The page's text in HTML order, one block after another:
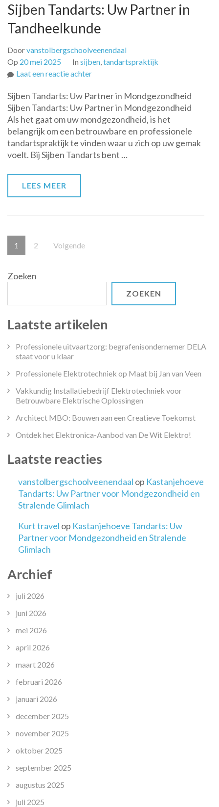
Sijben Tandarts: Uw Partner in
Tandheelkunde
Doorvanstolbergschoolveenendaal
Op 20 mei 2025 In sijben,tandartspraktijk
Laat een reactie achterop
Mondzorg
bij
Sijben
Tandarts:
Uw
Partner
Sijben Tandarts: Uw Partner in Mondgezondheid
Sijben Tandarts: Uw Partner in Mondgezondheid
Als het gaat om uw mondgezondheid, is het
belangrijk om een betrouwbare en professionele
tandartspraktijk te vinden waar u zich op uw gemak
voelt. Bij Sijben Tandarts bent …
LEES MEER
Berichten
paginering
Pagina
1 Pagina
2 Volgende
Zoeken
ZOEKEN
Laatste artikelen
Professionele uitvaartzorg: begrafenisondernemer DELA
staat voor u klaar
Professionele Elektrotechniek op Maat bij Jan van Veen
Vakkundig Installatiebedrijf Elektrotechniek voor
Betrouwbare Elektrische Oplossingen
Architect MBO: Bouwen aan een Creatieve Toekomst
Ontdek het Elektronica-Aanbod van De Wit Elektro!
Laatste reacties
vanstolbergschoolveenendaal op Kastanjehoeve
Tandarts: Uw Partner voor Mondgezondheid en
Stralende Glimlach
Kurt travel op Kastanjehoeve Tandarts: Uw
Partner voor Mondgezondheid en Stralende
Glimlach
Archief
juli 2026
juni 2026
mei 2026
april 2026
maart 2026
februari 2026
januari 2026
december 2025
november 2025
oktober 2025
september 2025
augustus 2025
juli 2025